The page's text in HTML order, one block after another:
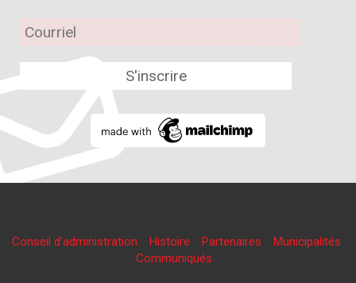
Conseil d'administration Histoire Partenaires
Municipalités
Communiqués